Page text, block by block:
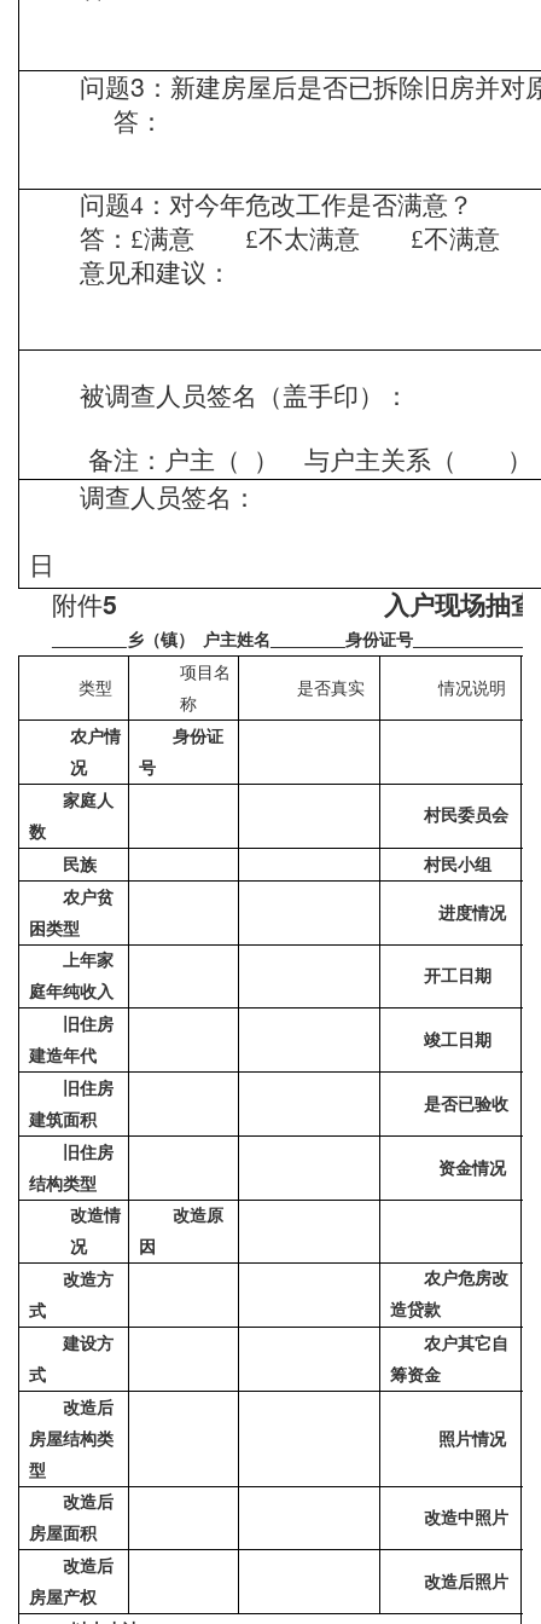
问题3 ：新建房屋后是否已拆除旧房并对
答：
问题4：对今年危改工作是否满意？
答： £满意 £不太满意 £不满意
意见和建议：
被调查人员签名（盖
备注：户主（
） 与户主关系（
调查人员签
日
附件5 入户现场抽
乡（镇） 户主姓名 身份证号
类型
项目名
称
是否真实 情况说明
农户情
况
身份证
号
家庭人
数
村民委员会
民族
村民小组
农户贫
困类型
进度情况
上年家
庭年纯收入
开工日期
旧住房
建造年代
竣工日期
旧住房
建筑面积
是否已验收
旧住房
结构类型
资金情况
改造情
况
改造原
因
改造方
式
农户危房改
造贷款
建设方
式
农户其它自
筹资金
改造后
房屋结构类
型
照片情况
改造后
房屋面积
改造中照片
改造后
房屋产权
改造后照片